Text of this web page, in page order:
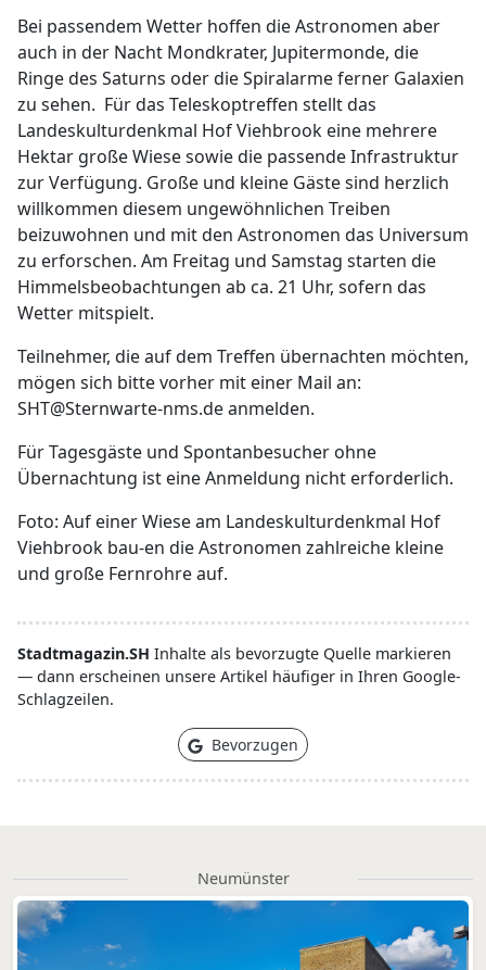
Bei passendem Wetter hoffen die Astronomen aber
auch in der Nacht Mondkrater, Jupitermonde, die
Ringe des Saturns oder die Spiralarme ferner Galaxien
zu sehen. Für das Teleskoptreffen stellt das
Landeskulturdenkmal Hof Viehbrook eine mehrere
Hektar große Wiese sowie die passende Infrastruktur
zur Verfügung. Große und kleine Gäste sind herzlich
willkommen diesem ungewöhnlichen Treiben
beizuwohnen und mit den Astronomen das Universum
zu erforschen. Am Freitag und Samstag starten die
Himmelsbeobachtungen ab ca. 21 Uhr, sofern das
Wetter mitspielt.
Teilnehmer, die auf dem Treffen übernachten möchten,
mögen sich bitte vorher mit einer Mail an:
SHT@Sternwarte-nms.de anmelden.
Für Tagesgäste und Spontanbesucher ohne
Übernachtung ist eine Anmeldung nicht erforderlich.
Foto: Auf einer Wiese am Landeskulturdenkmal Hof
Viehbrook bau-en die Astronomen zahlreiche kleine
und große Fernrohre auf.
Stadtmagazin.SH Inhalte als bevorzugte Quelle markieren
— dann erscheinen unsere Artikel häufiger in Ihren Google-
Schlagzeilen.
Bevorzugen
Neumünster